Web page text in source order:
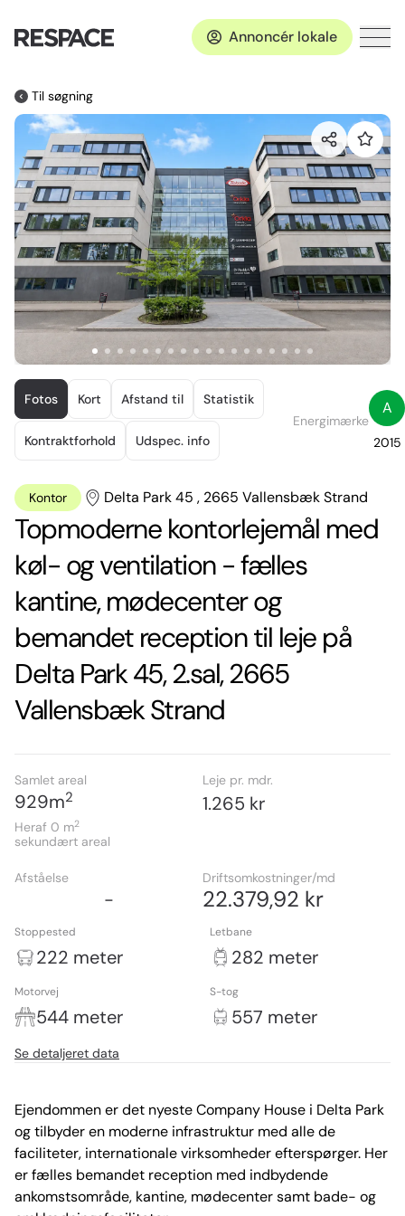
Annoncér lokale
Til søgning
Item
of
18
Fotos Kort Afstand til Statistik
Kontraktforhold Udspec. info
Energimærke
A
2015
Kontor Delta Park 45 , 2665 Vallensbæk Strand
Topmoderne kontorlejemål med
køl- og ventilation - fælles
kantine, mødecenter og
bemandet reception til leje på
Delta Park 45, 2.sal, 2665
Vallensbæk Strand
Samlet areal
929m2
Heraf 0 m2
sekundært areal
Leje pr. mdr.
1.265 kr
Afståelse
-
Driftsomkostninger/md
22.379,92 kr
Stoppested
222 meter
Letbane
282 meter
Motorvej
544 meter
S-tog
557 meter
Se detaljeret data
Ejendommen er det nyeste Company House i Delta Park
og tilbyder en moderne infrastruktur med alle de
faciliteter, internationale virksomheder efterspørger. Her
er fælles bemandet reception med indbydende
ankomstsområde, kantine, mødecenter samt bade- og